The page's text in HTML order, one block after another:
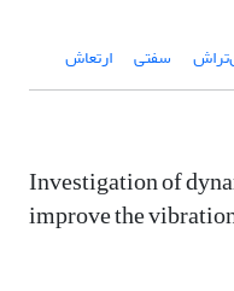
سفتی ارتعاش
Investigation of
improve the